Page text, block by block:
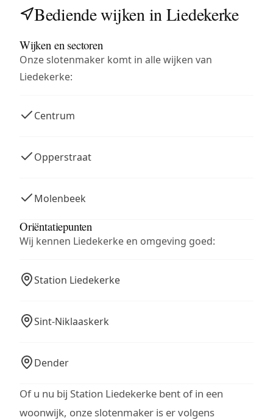
Bediende wijken in Liedekerke
Wijken en sectoren
Onze slotenmaker komt in alle wijken van
Liedekerke:
Centrum
Opperstraat
Molenbeek
Oriëntatiepunten
Wij kennen Liedekerke en omgeving goed:
Station Liedekerke
Sint-Niklaaskerk
Dender
Of u nu bij Station Liedekerke bent of in een
woonwijk, onze slotenmaker is er volgens